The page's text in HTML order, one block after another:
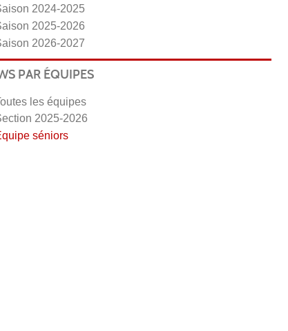
2024-2025
2025-2026
2026-2027
PAR ÉQUIPES
les équipes
2025-2026
séniors